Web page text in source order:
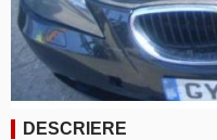
DESCRIERE